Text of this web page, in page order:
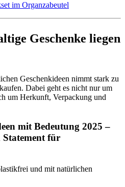
im Organzabeutel
Geschenke liegen
Geschenkideen nimmt stark zu
Dabei geht es nicht nur um
um Herkunft, Verpackung und
mit Bedeutung 2025 –
Statement für
und mit natürlichen